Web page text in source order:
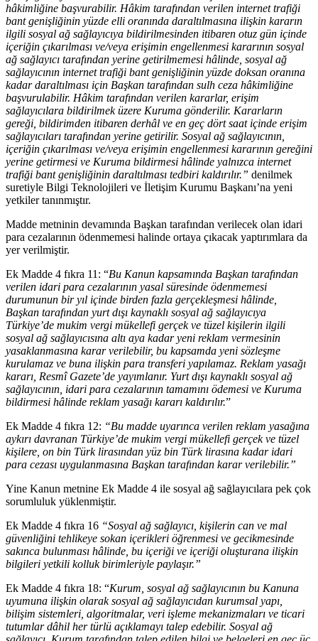
hâkimliğine başvurabilir. Hâkim tarafından verilen internet trafiği
bant genişliğinin yüzde elli oranında daraltılmasına ilişkin kararın
ilgili sosyal ağ sağlayıcıya bildirilmesinden itibaren otuz gün içinde
içeriğin çıkarılması ve/veya erişimin engellenmesi kararının sosyal
ağ sağlayıcı tarafından yerine getirilmemesi hâlinde, sosyal ağ
sağlayıcının internet trafiği bant genişliğinin yüzde doksan oranına
kadar daraltılması için Başkan tarafından sulh ceza hâkimliğine
başvurulabilir. Hâkim tarafından verilen kararlar, erişim
sağlayıcılara bildirilmek üzere Kuruma gönderilir. Kararların
gereği, bildirimden itibaren derhâl ve en geç dört saat içinde erişim
sağlayıcıları tarafından yerine getirilir. Sosyal ağ sağlayıcının,
içeriğin çıkarılması ve/veya erişimin engellenmesi kararının gereğini
yerine getirmesi ve Kuruma bildirmesi hâlinde yalnızca internet
trafiği bant genişliğinin daraltılması tedbiri kaldırılır.” denilmek
suretiyle Bilgi Teknolojileri ve İletişim Kurumu Başkanı’na yeni
yetkiler tanınmıştır.
Madde metninin devamında Başkan tarafından verilecek olan idari
para cezalarının ödenmemesi halinde ortaya çıkacak yaptırımlara da
yer verilmiştir.
Ek Madde 4 fıkra 11: “Bu Kanun kapsamında Başkan tarafından
verilen idari para cezalarının yasal süresinde ödenmemesi
durumunun bir yıl içinde birden fazla gerçekleşmesi hâlinde,
Başkan tarafından yurt dışı kaynaklı sosyal ağ sağlayıcıya
Türkiye’de mukim vergi mükellefi gerçek ve tüzel kişilerin ilgili
sosyal ağ sağlayıcısına altı aya kadar yeni reklam vermesinin
yasaklanmasına karar verilebilir, bu kapsamda yeni sözleşme
kurulamaz ve buna ilişkin para transferi yapılamaz. Reklam yasağı
kararı, Resmî Gazete’de yayımlanır. Yurt dışı kaynaklı sosyal ağ
sağlayıcının, idari para cezalarının tamamını ödemesi ve Kuruma
bildirmesi hâlinde reklam yasağı kararı kaldırılır.”
Ek Madde 4 fıkra 12: “Bu madde uyarınca verilen reklam yasağına
aykırı davranan Türkiye’de mukim vergi mükellefi gerçek ve tüzel
kişilere, on bin Türk lirasından yüz bin Türk lirasına kadar idari
para cezası uygulanmasına Başkan tarafından karar verilebilir.”
Yine Kanun metnine Ek Madde 4 ile sosyal ağ sağlayıcılara pek çok
sorumluluk yüklenmiştir.
Ek Madde 4 fıkra 16 “Sosyal ağ sağlayıcı, kişilerin can ve mal
güvenliğini tehlikeye sokan içerikleri öğrenmesi ve gecikmesinde
sakınca bulunması hâlinde, bu içeriği ve içeriği oluşturana ilişkin
bilgileri yetkili kolluk birimleriyle paylaşır.”
Ek Madde 4 fıkra 18: “Kurum, sosyal ağ sağlayıcının bu Kanuna
uyumuna ilişkin olarak sosyal ağ sağlayıcıdan kurumsal yapı,
bilişim sistemleri, algoritmalar, veri işleme mekanizmaları ve ticari
tutumlar dâhil her türlü açıklamayı talep edebilir. Sosyal ağ